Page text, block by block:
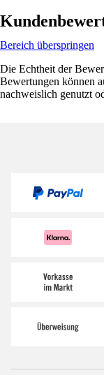
Bereich überspringen
Die Echtheit der
Bewertungen können
nachweislich genutzt